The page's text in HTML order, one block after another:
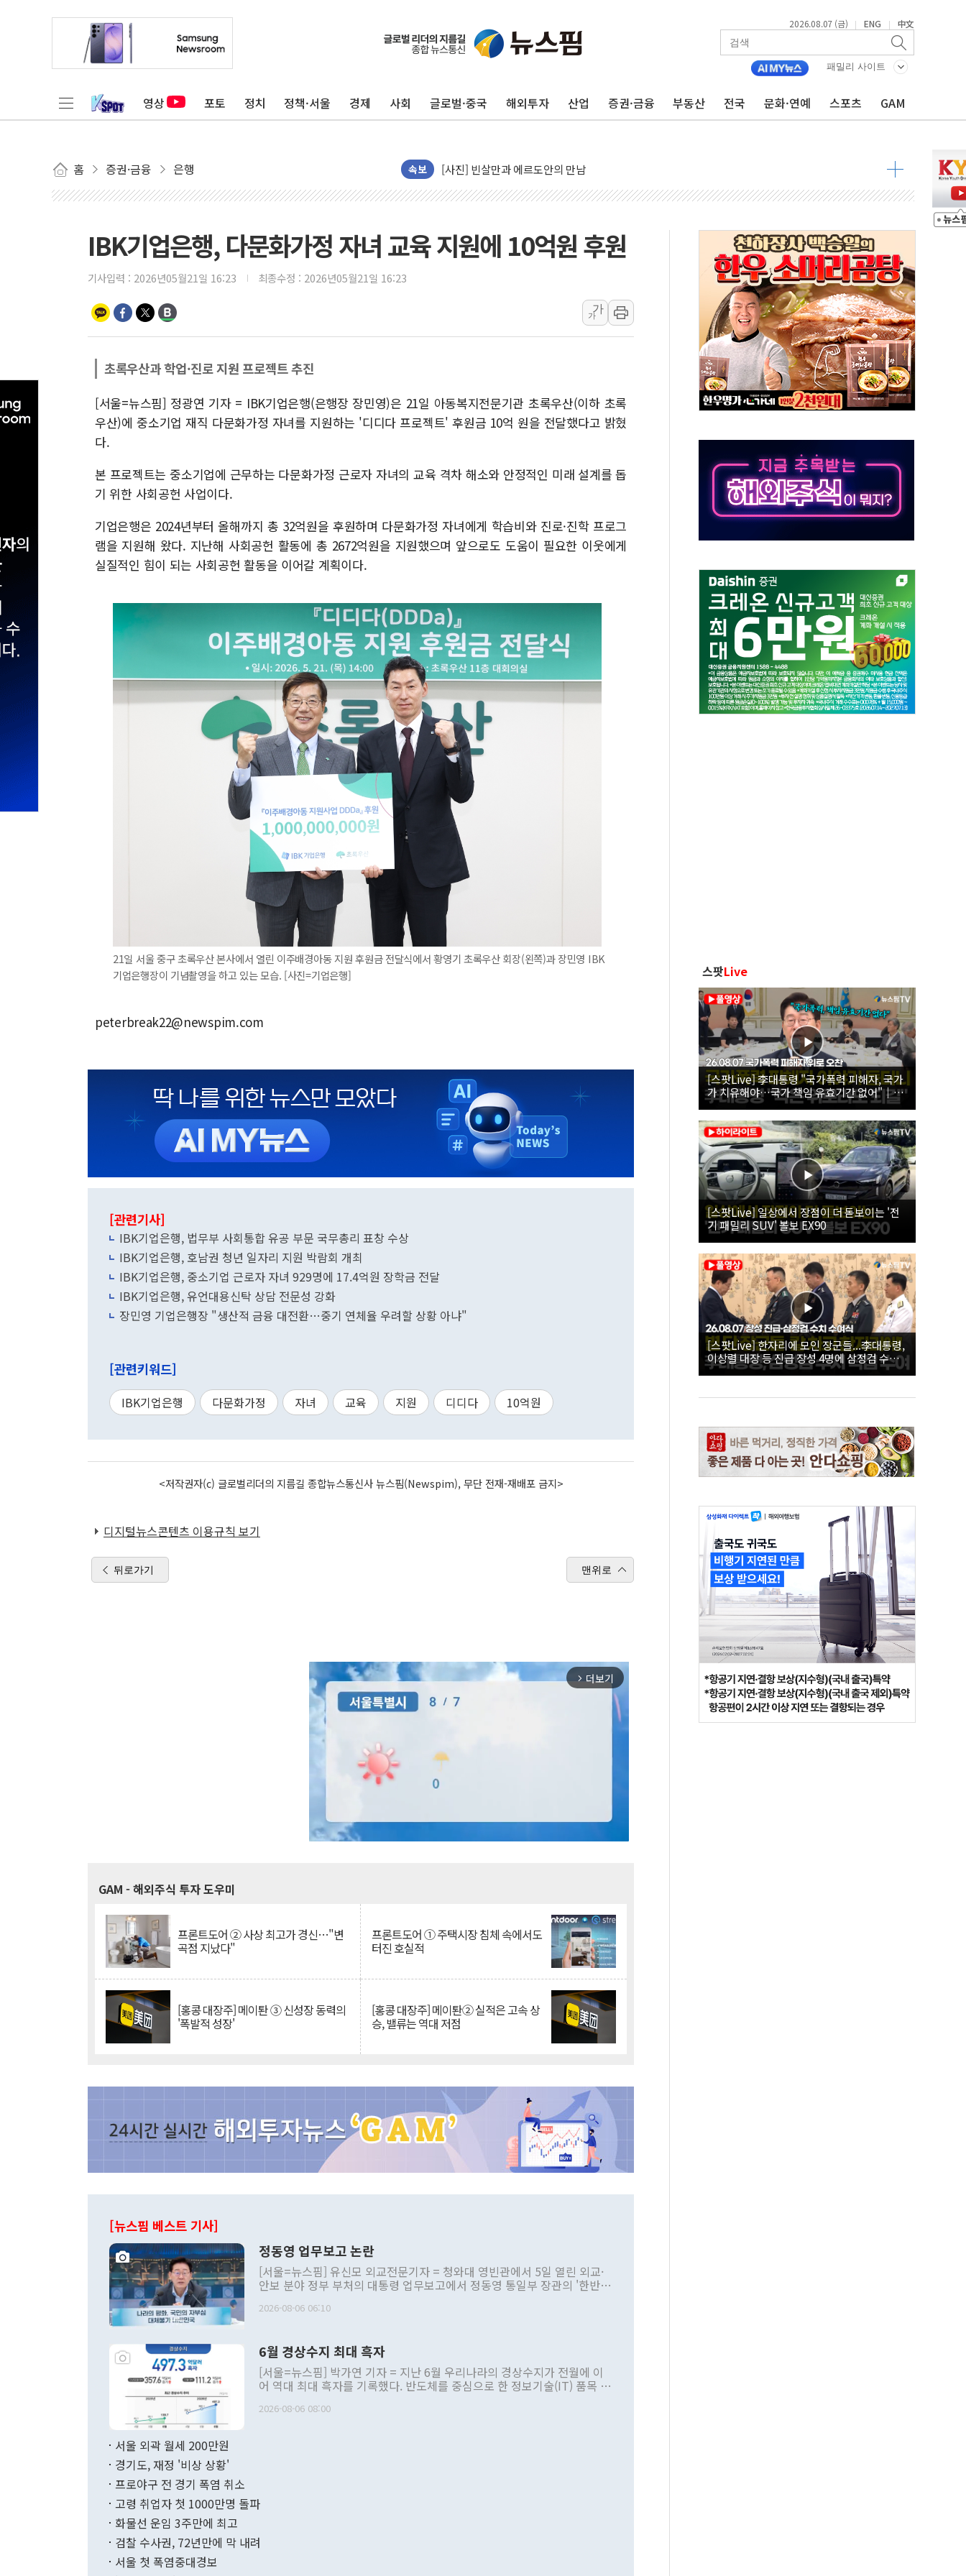
2026.08.07 (금) | ENG | 中文
패밀리 사이트
영상 포토 정치 정책·서울 경제 사회 글로벌·중국 해외투자 산업 증권·금융 부동산 전국 문화·연예 스포츠 GAM
홈 증권·금융 은행 속보
트럼프 "금리 내려야"…파월 때와 달리 워시엔 톤 낮춰
李 "해남 태양광, 대한민국 다음 100년 밑거름…수도권 집중 완화 전환점"
李 대통령, '6시간 마라톤 부동산 2차 회의' 주재… "전폭적 공급 확대·속도전 총력"
[사진] 빈살만과 에르도안의 만남
이란와이어 "이란 최고지도자 위독…곧 사망해도 놀랍지 않아"
[인도증시] 중동 불안 속 유가 상승에 소폭 하락...금융주 낙폭 커
황희 '폐버스 청년주택' SNS 글 역풍에 "정부정책 아냐" 해명
폭염 누그러지고 가뭄 숙지나...경북동해안권 8~9일 최대 100mm 호우
사우디·튀르키예·파키스탄, '공동방위협정' 체결… 수니파 국가들의 새 안보 협력 구도
신길동 신축도 3.3㎡당 7250만원…써밋 클라비온 59㎡ 18억원대
용산공원·그린벨트로 또 충돌…반복되는 국토부-서울시 '정책 엇박자'
[AI 부동산 투데이] 특공 전략도 '극과 극'…생애최초만 경쟁 치열
[코인시황] 비트코인 6만4000달러대 횡보…고래·ETF 매수에도 고유가·금리·입법 지연 '삼중 부담'
[베트남 증시] 유동성 부진 지속, 강보합 마감...석유·가스주 올랐지만 빈그룹이 상쇄
'찜통더위'에 전력수요 역대 최고치 경신…한낮 총수요 104.3GW 기록
42.5도 역대급 폭염…동물들도 특별식으로 여름나기 [뉴스핌 줌인]
IBK기업은행, 다문화가정 자녀 교육 지원에 10억원 후원
기사입력 : 2026년05월21일 16:23 최종수정 : 2026년05월21일 16:23
가
가
초록우산과 학업·진로 지원 프로젝트 추진
[서울=뉴스핌] 정광연 기자 = IBK기업은행(은행장 장민영)은 21일 아동복지전문기관 초록우산(이하 초록
우산)에 중소기업 재직 다문화가정 자녀를 지원하는 '디디다 프로젝트' 후원금 10억 원을 전달했다고 밝혔
다.
본 프로젝트는 중소기업에 근무하는 다문화가정 근로자 자녀의 교육 격차 해소와 안정적인 미래 설계를 돕
기 위한 사회공헌 사업이다.
기업은행은 2024년부터 올해까지 총 32억원을 후원하며 다문화가정 자녀에게 학습비와 진로·진학 프로그
램을 지원해 왔다. 지난해 사회공헌 활동에 총 2672억원을 지원했으며 앞으로도 도움이 필요한 이웃에게
실질적인 힘이 되는 사회공헌 활동을 이어갈 계획이다.
21일 서울 중구 초록우산 본사에서 열린 이주배경아동 지원 후원금 전달식에서 황영기 초록우산 회장(왼쪽)과 장민영 IBK
기업은행장이 기념촬영을 하고 있는 모습. [사진=기업은행]
peterbreak22@newspim.com
[관련기사]
IBK기업은행, 법무부 사회통합 유공 부문 국무총리 표창 수상
IBK기업은행, 호남권 청년 일자리 지원 박람회 개최
IBK기업은행, 중소기업 근로자 자녀 929명에 17.4억원 장학금 전달
IBK기업은행, 유언대용신탁 상담 전문성 강화
장민영 기업은행장 "생산적 금융 대전환…중기 연체율 우려할 상황 아냐"
[관련키워드]
IBK기업은행 다문화가정 자녀 교육 지원 디디다 10억원
<저작권자(c) 글로벌리더의 지름길 종합뉴스통신사 뉴스핌(Newspim), 무단 전재-재배포 금지>
디지털뉴스콘텐츠 이용규칙 보기
뒤로가기 맨위로
arrow_forward_ios 더보기
GAM - 해외주식 투자 도우미
프론트도어 ② 사상 최고가 경신…"변
곡점 지났다"
프론트도어 ① 주택시장 침체 속에서도
터진 호실적
[홍콩 대장주] 메이퇀 ③ 신성장 동력의
'폭발적 성장'
[홍콩 대장주] 메이퇀② 실적은 고속 상
승, 밸류는 역대 저점
[뉴스핌 베스트 기사]
정동영 업무보고 논란
[서울=뉴스핌] 유신모 외교전문기자 = 청와대 영빈관에서 5일 열린 외교·
안보 분야 정부 부처의 대통령 업무보고에서 정동영 통일부 장관의 '한반도
발언 중에는 정부 내 조율을 거치지 않은 사안을 정책으로 추진하겠다고 공
주의적 희망에 근거한 비현실적 구상'이라는 비판을 내놨다. 그동안 정 장
관의 대북 정책 관련 발언이 물의를 빚은 적은 여러 번 있지만 대통령과 유
관 부처 장관이 공개적으로 부정적 입장을 표명한 것은 이례적이다. 정 장
관의 무리한 대북 접근법과 월권을 제어해야 한다는 목소리도 높아지고 있
다. [정동영 통일부 장관이 지난달 23일 오후 서울 종로구 정부서울청사에
무너졌다고도 했다. 또 "현 시점에서 흘러간 선(先)비핵화만 되뇌는 것은
함께 4자 대화의 동력을 확보하기 위해 최선을 다할 것"이라고 말했다. 하
2026-08-06 06:10
6월 경상수지 최대 흑자
[서울=뉴스핌] 박가연 기자 = 지난 6월 우리나라의 경상수지가 전월에 이
어 역대 최대 흑자를 기록했다. 반도체를 중심으로 한 정보기술(IT) 품목 수
료=한국은행] 한국은행이 6일 발표한 '2026년 6월 국제수지(잠정)'에 따르
며 월간 기준 처음으로 1000억달러를 넘어섰다. 상품수입은 644억8000만
196.9% 급증했고 컴퓨터·주변기기(SSD)는 282.7% 증가했다. IT 품목
수출은 160.4% 늘었으며 비IT 품목도 ▲석유제품(47.5%) ▲화공품
2026-08-06 08:00
서울 외곽 월세 200만원
경기도, 재정 '비상 상황'
프로야구 전 경기 폭염 취소
고령 취업자 첫 1000만명 돌파
화물선 운임 3주만에 최고
검찰 수사권, 72년만에 막 내려
서울 첫 폭염중대경보
스팟Live
[스팟Live] 李대통령 "국가폭력 피해자, 국가
가 치유해야…국가 책임 유효기간 없어"｜
26.08.07 국가폭력 피해자 위로 오찬
[스팟Live] 일상에서 장점이 더 돋보이는 '전
기 패밀리 SUV' 볼보 EX90
[스팟Live] 한자리에 모인 장군들...李대통령,
이상렬 대장 등 진급 장성 4명에 삼정검 수치
직접 수여｜26.08.07 장성 진급·삼정검 수치